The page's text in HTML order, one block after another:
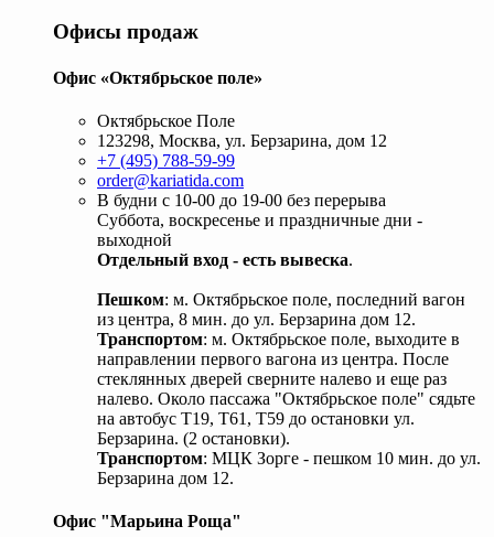
Офисы продаж
Офис «Октябрьское поле»
Октябрьское Поле
123298, Москва, ул. Берзарина, дом 12
+7 (495) 788-59-99
order@kariatida.com
В будни с 10-00 до 19-00 без перерыва
Суббота, воскресенье и праздничные дни -
выходной
Отдельный вход - есть вывеска.
Пешком: м. Октябрьское поле, последний вагон
из центра, 8 мин. до ул. Берзарина дом 12.
Транспортом: м. Октябрьское поле, выходите в
направлении первого вагона из центра. После
стеклянных дверей сверните налево и еще раз
налево. Около пассажа "Октябрьское поле" сядьте
на автобус Т19, Т61, Т59 до остановки ул.
Берзарина. (2 остановки).
Транспортом: МЦК Зорге - пешком 10 мин. до ул.
Берзарина дом 12.
Офис "Марьина Роща"